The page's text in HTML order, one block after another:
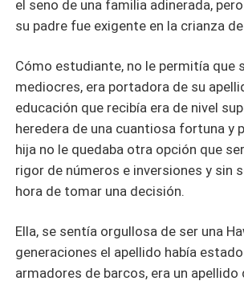
le gusta para nada, por eso lo evita a
de él como si Calvin fuera una plaga.
amor, que a pesar de la diferencia de
prohibido, los tabúes y la presión social,
historia de amor.
el seno de una familia adinerada,
su padre fue exigente en la crianza
Cómo estudiante, no le permitía que
mediocres, era portadora de su
educación que recibía era de nivel
heredera de una cuantiosa fortuna y
hija no le quedaba otra opción que
rigor de números e inversiones y sin
hora de tomar una decisión.
Ella, se sentía orgullosa de ser una
generaciones el apellido había
armadores de barcos, era un